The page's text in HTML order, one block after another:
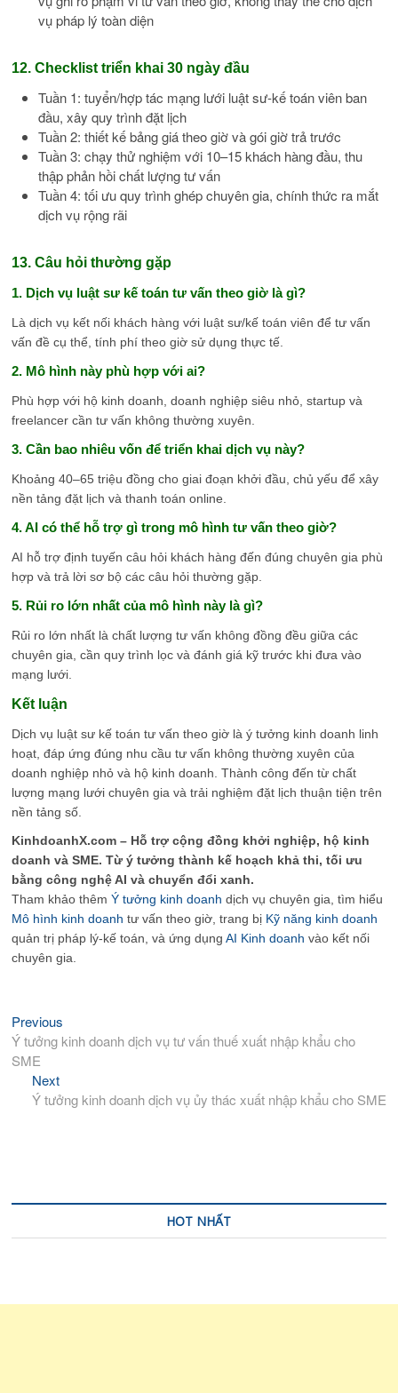
vụ pháp lý toàn diện
12. Checklist triển khai 30 ngày đầu
Tuần 1: tuyển/hợp tác mạng lưới luật sư-kế toán viên ban
đầu, xây quy trình đặt lịch
Tuần 2: thiết kế bảng giá theo giờ và gói giờ trả trước
Tuần 3: chạy thử nghiệm với 10–15 khách hàng đầu, thu
thập phản hồi chất lượng tư vấn
Tuần 4: tối ưu quy trình ghép chuyên gia, chính thức ra mắt
dịch vụ rộng rãi
13. Câu hỏi thường gặp
1. Dịch vụ luật sư kế toán tư vấn theo giờ là gì?
Là dịch vụ kết nối khách hàng với luật sư/kế toán viên để tư vấn
vấn đề cụ thể, tính phí theo giờ sử dụng thực tế.
2. Mô hình này phù hợp với ai?
Phù hợp với hộ kinh doanh, doanh nghiệp siêu nhỏ, startup và
freelancer cần tư vấn không thường xuyên.
3. Cần bao nhiêu vốn để triển khai dịch vụ này?
Khoảng 40–65 triệu đồng cho giai đoạn khởi đầu, chủ yếu để xây
nền tảng đặt lịch và thanh toán online.
4. AI có thể hỗ trợ gì trong mô hình tư vấn theo giờ?
AI hỗ trợ định tuyến câu hỏi khách hàng đến đúng chuyên gia phù
hợp và trả lời sơ bộ các câu hỏi thường gặp.
5. Rủi ro lớn nhất của mô hình này là gì?
Rủi ro lớn nhất là chất lượng tư vấn không đồng đều giữa các
chuyên gia, cần quy trình lọc và đánh giá kỹ trước khi đưa vào
mạng lưới.
Kết luận
Dịch vụ luật sư kế toán tư vấn theo giờ là ý tưởng kinh doanh linh
hoạt, đáp ứng đúng nhu cầu tư vấn không thường xuyên của
doanh nghiệp nhỏ và hộ kinh doanh. Thành công đến từ chất
lượng mạng lưới chuyên gia và trải nghiệm đặt lịch thuận tiện trên
nền tảng số.
KinhdoanhX.com – Hỗ trợ cộng đồng khởi nghiệp, hộ kinh
doanh và SME. Từ ý tưởng thành kế hoạch khả thi, tối ưu
bằng công nghệ AI và chuyển đổi xanh.
Tham khảo thêmÝ tưởng kinh doanh dịch vụ chuyên gia, tìm hiểu
Mô hình kinh doanh tư vấn theo giờ, trang bị Kỹ năng kinh doanh
quản trị pháp lý-kế toán, và ứng dụngAI Kinh doanh vào kết nối
chuyên gia.
Điều
hướng
bài
viết
Previous
post:
Ý tưởng kinh doanh dịch vụ tư vấn thuế xuất nhập khẩu cho
SME
NextNext
post:
Ý tưởng kinh doanh dịch vụ ủy thác xuất nhập khẩu cho SME
HOT NHẤT